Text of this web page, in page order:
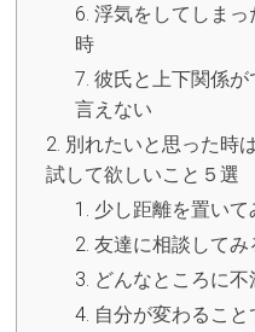
浮気をしてしま
時
彼氏と上下関係
言えない
別れたいと思った時
試して欲しいこと５選
少し距離を置いて
友達に相談してみ
どんなところに
自分が変わるこ